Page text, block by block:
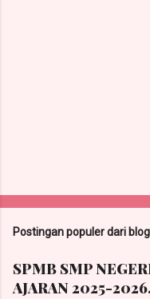
Postingan populer dari
SPMB SMP
AJARAN 2025-